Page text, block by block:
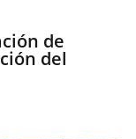
de
del